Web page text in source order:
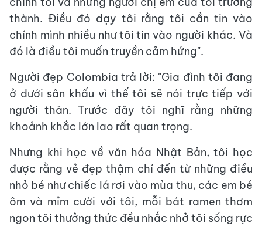
thành. Điều đó dạy tôi rằng tôi cần tin vào
chính mình nhiều như tôi tin vào người khác. Và
đó là điều tôi muốn truyền cảm hứng".
Người đẹp Colombia trả lời: "Gia đình tôi đang
ở dưới sân khấu vì thế tôi sẽ nói trực tiếp với
người thân. Trước đây tôi nghĩ rằng những
khoảnh khắc lớn lao rất quan trọng.
Nhưng khi học về văn hóa Nhật Bản, tôi học
được rằng vẻ đẹp thậm chí đến từ những điều
nhỏ bé như chiếc lá rơi vào mùa thu, các em bé
ôm và mỉm cười với tôi, mỗi bát ramen thơm
ngon tôi thưởng thức đều nhắc nhở tôi sống rực